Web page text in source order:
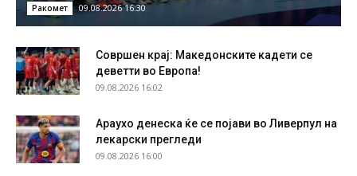
Ракомет 09.08.2026 16:30
Совршен крај: Македонските кадети се
деветти во Европа!
09.08.2026 16:02
Араухо денеска ќе се појави во Ливерпул на
лекарски прегледи
09.08.2026 16:00